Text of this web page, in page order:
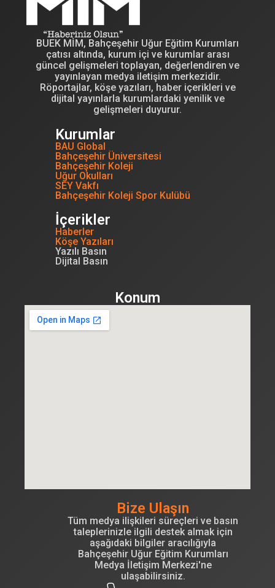
BUEK MİM, Bahçeşehir Uğur Eğitim Kurumları
çatısı altında, kurum içi ve kurumlar arası
güncel gelişmeleri toplayan, değerlendiren ve
yayınlayan medya iletişim merkezidir.
Röportajlar, köşe yazıları, haber içerikleri ve
dijital yayınlarla kurumlardaki yenilik ve
gelişmeleri duyurur.
Kurumlar
BAU Global
Bahçeşehir Üniversitesi
Bahçeşehir Koleji
Uğur Okulları
SEY Vakfı
Bahçeşehir Koleji Spor Kulübü
İçerikler
Haberler
Köşe Yazıları
Yazılı Basın
Dijital Basın
Konum
Bize Ulaşın
Tüm medya ilişkileri süreçleri ve basın
taleplerinizle ilgili destek almak için
aşağıdaki bilgiler aracılığıyla
Bahçeşehir Uğur Eğitim Kurumları
Medya İletişim Merkezi'ne
ulaşabilirsiniz.